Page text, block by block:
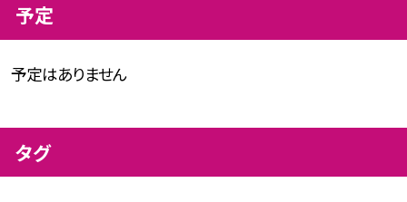
予定
予定はありません
タグ